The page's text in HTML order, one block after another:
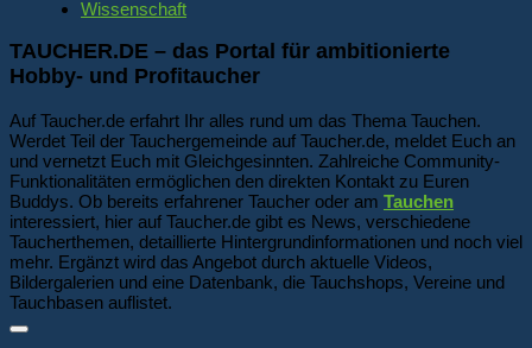
Wissenschaft
TAUCHER.DE – das Portal für ambitionierte
Hobby- und Profitaucher
Auf Taucher.de erfahrt Ihr alles rund um das Thema Tauchen.
Werdet Teil der Tauchergemeinde auf Taucher.de, meldet Euch an
und vernetzt Euch mit Gleichgesinnten. Zahlreiche Community-
Funktionalitäten ermöglichen den direkten Kontakt zu Euren
Buddys. Ob bereits erfahrener Taucher oder am Tauchen
interessiert, hier auf Taucher.de gibt es News, verschiedene
Taucherthemen, detaillierte Hintergrundinformationen und noch viel
mehr. Ergänzt wird das Angebot durch aktuelle Videos,
Bildergalerien und eine Datenbank, die Tauchshops, Vereine und
Tauchbasen auflistet.